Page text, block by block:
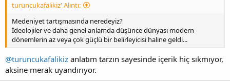
turuncukafalikiz' Alıntı:
Medeniyet tartışmasında neredeyiz?
İdeolojiler ve daha genel anlamda düşünce dünyası modern
dönemlerin az veya çok güçlü bir belirleyicisi haline geldi...
@turuncukafalikiz anlatım tarzın sayesinde içerik hiç sıkmıyor,
aksine merak uyandırıyor.